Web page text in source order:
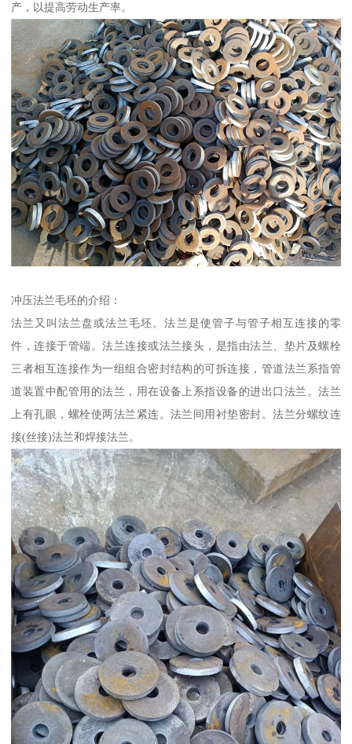
产，以提高劳动生产率。
冲压法兰毛坯的介绍：
法兰又叫法兰盘或法兰毛坯。法兰是使管子与管子相互连接的零
件，连接于管端。法兰连接或法兰接头，是指由法兰、垫片及螺栓
三者相互连接作为一组组合密封结构的可拆连接，管道法兰系指管
道装置中配管用的法兰，用在设备上系指设备的进出口法兰。法兰
上有孔眼，螺栓使两法兰紧连。法兰间用衬垫密封。法兰分螺纹连
接(丝接)法兰和焊接法兰。